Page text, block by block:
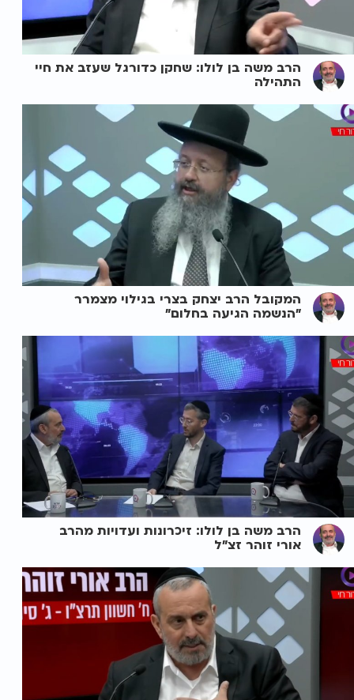
הרב משה בן לולו: שחקן כדורגל שעזב את חיי
התהילה
המקובל הרב יצחק בצרי בגילוי מצמרר
"הנשמה הגיעה בחלום"
הרב משה בן לולו: זיכרונות ועדויות מהרב
אורי זוהר זצ"ל